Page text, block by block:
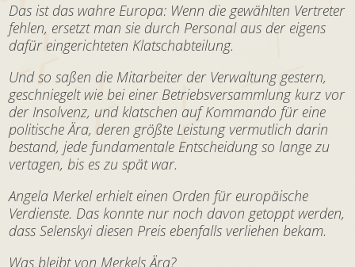
Das ist das wahre Europa: Wenn die gewählten Vertreter
fehlen, ersetzt man sie durch Personal aus der eigens
dafür eingerichteten Klatschabteilung.
Und so saßen die Mitarbeiter der Verwaltung gestern,
geschniegelt wie bei einer Betriebsversammlung kurz vor
der Insolvenz, und klatschen auf Kommando für eine
politische Ära, deren größte Leistung vermutlich darin
bestand, jede fundamentale Entscheidung so lange zu
vertagen, bis es zu spät war.
Angela Merkel erhielt einen Orden für europäische
Verdienste. Das konnte nur noch davon getoppt werden,
dass Selenskyi diesen Preis ebenfalls verliehen bekam.
Was bleibt von Merkels Ära?